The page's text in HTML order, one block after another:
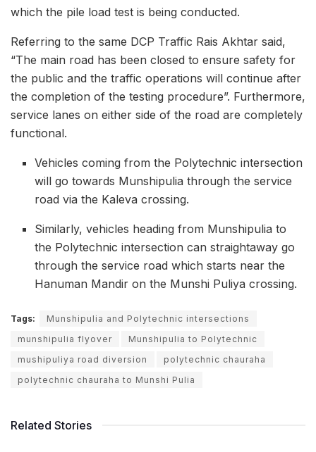
which the pile load test is being conducted.
Referring to the same DCP Traffic Rais Akhtar said,
“The main road has been closed to ensure safety for
the public and the traffic operations will continue after
the completion of the testing procedure”. Furthermore,
service lanes on either side of the road are completely
functional.
Vehicles coming from the Polytechnic intersection
will go towards Munshipulia through the service
road via the Kaleva crossing.
Similarly, vehicles heading from Munshipulia to
the Polytechnic intersection can straightaway go
through the service road which starts near the
Hanuman Mandir on the Munshi Puliya crossing.
Tags:
Munshipulia and Polytechnic intersections
munshipulia flyover
Munshipulia to Polytechnic
mushipuliya road diversion
polytechnic chauraha
polytechnic chauraha to Munshi Pulia
Related Stories